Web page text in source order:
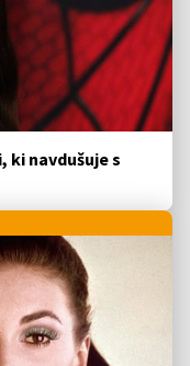
navdušuje s